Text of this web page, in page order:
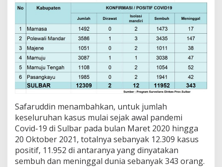
Safaruddin menambahkan, untuk jumlah
keseluruhan kasus mulai sejak awal pandemi
Covid-19 di Sulbar pada bulan Maret 2020 hingga
20 Oktober 2021, totalnya sebanyak 12.309 kasus
positif, 11.952 di antaranya yang dinyatakan
sembuh dan meninggal dunia sebanyak 343 orang.